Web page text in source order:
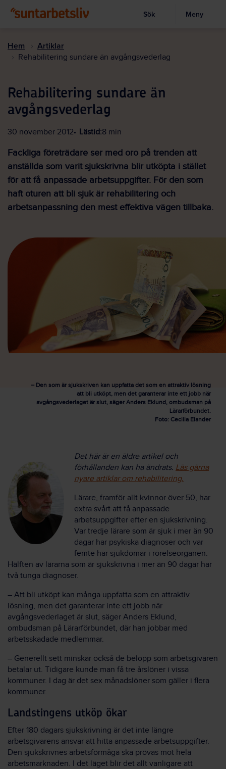
huvudinnehållet
Visa sökruta
Sök Meny
Hem Artiklar
Rehabilitering sundare än avgångsvederlag
Rehabilitering sundare än
avgångsvederlag
30 november 2012 Lästid:8 min
Fackliga företrädare ser med oro på trenden att
anställda som varit sjukskrivna blir utköpta i stället
för att få anpassade arbetsuppgifter. För den som
haft oturen att bli sjuk är rehabilitering och
arbetsanpassning den mest effektiva vägen tillbaka.
– Den som är sjukskriven kan uppfatta det som en attraktiv lösning
att bli utköpt, men det garanterar inte ett jobb när
avgångsvederlaget är slut, säger Anders Eklund, ombudsman på
Lärarförbundet.
Foto: Cecilia Elander
Det här är en äldre artikel och
förhållanden kan ha ändrats. Läs gärna
nyare artiklar om rehabilitering.
Lärare, framför allt kvinnor över 50, har
extra svårt att få anpassade
arbetsuppgifter efter en sjukskrivning.
Var tredje lärare som är sjuk i mer än 90
dagar har psykiska diagnoser och var
femte har sjukdomar i rörelseorganen.
Hälften av lärarna som är sjukskrivna i mer än 90 dagar har
två tunga diagnoser.
– Att bli utköpt kan många uppfatta som en attraktiv
lösning, men det garanterar inte ett jobb när
avgångsvederlaget är slut, säger Anders Eklund,
ombudsman på Lärarförbundet, där han jobbar med
arbetsskadade medlemmar.
– Generellt sett minskar också de belopp som arbetsgivaren
betalar ut. Tidigare kunde man få tre årslöner i vissa
kommuner. I dag är det sex månadslöner som gäller i flera
kommuner.
Landstingens utköp ökar
Efter 180 dagars sjukskrivning är det inte längre
arbetsgivarens ansvar att hitta anpassade arbetsuppgifter.
Den sjukskrivnes arbetsförmåga ska prövas mot hela
arbetsmarknaden. I det läget blir det allt vanligare att